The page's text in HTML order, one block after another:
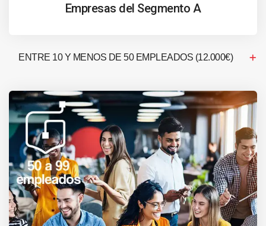
Empresas del Segmento A
ENTRE 10 Y MENOS DE 50 EMPLEADOS (12.000€)